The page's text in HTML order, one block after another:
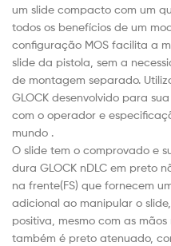
um slide compacto com um
todos os benefícios de um
configuração MOS facilita a
slide da pistola, sem a
de montagem separado.
GLOCK desenvolvido para
com o operador e
mundo .
O slide tem o comprovado e
dura GLOCK nDLC em preto
na frente(FS) que fornecem
adicional ao manipular o
positiva, mesmo com as
também é preto atenuado,